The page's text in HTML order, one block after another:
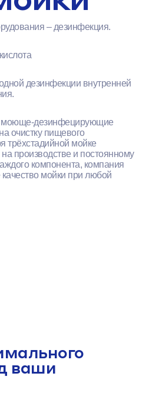
– дезинфекция.
дезинфекции внутренней
моюще-дезинфецирующие
очистку пищевого
трёхстадийной мойке
производстве и постоянному
компонента, компания
мойки при любой
ваши